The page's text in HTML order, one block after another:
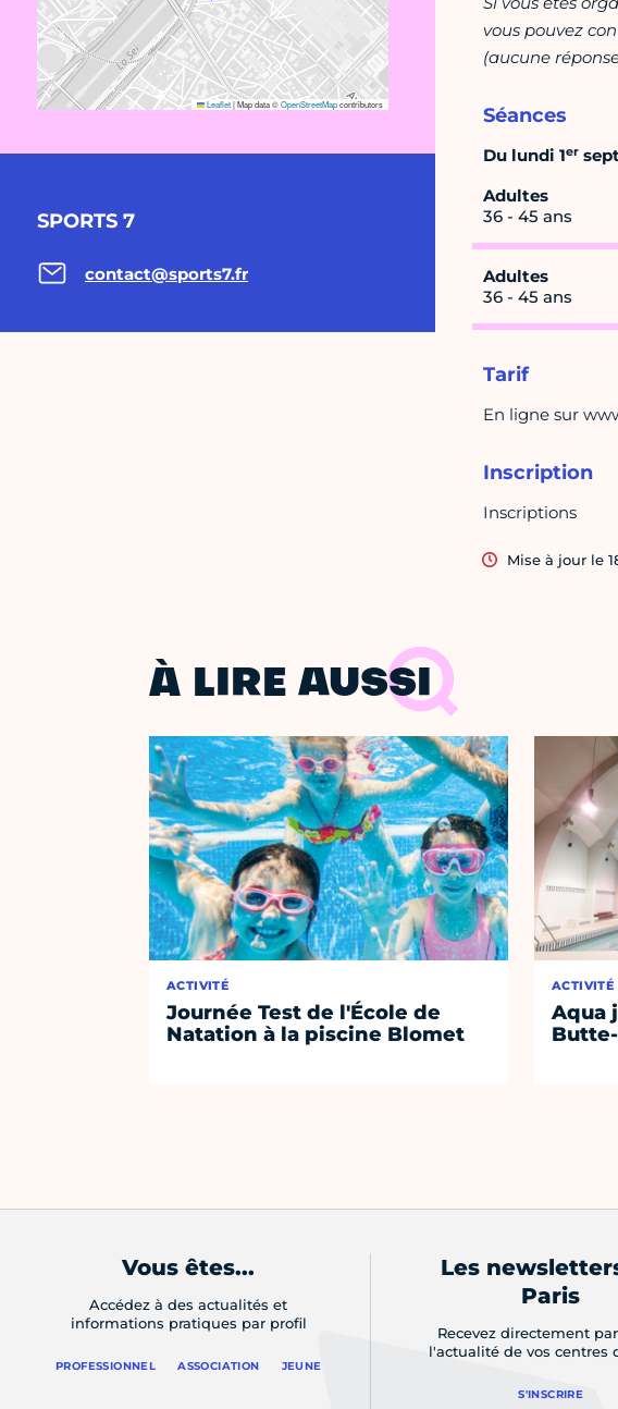
Leaflet|Map data ©OpenStreetMapcontributors
SPORTS 7
contact@sports7.fr
vous pouvez
(aucune
Séances
Du lundi 1er
Adultes
36 - 45 ans
Adultes
36 - 45 ans
Tarif
En ligne sur
Inscription
Inscriptions
Mise à jour le
À LIRE AUSSI
ACTIVITÉ
Journée Test de l'École de
Natation à la piscine Blomet
ACTIVITÉ
Aqua
Vous êtes...
Accédez à des actualités et
informations pratiques par profil
PROFESSIONNEL ASSOCIATION JEUNE
Les
Paris
Recevez directement
l'actualité de vos centres
S'INSCRIRE